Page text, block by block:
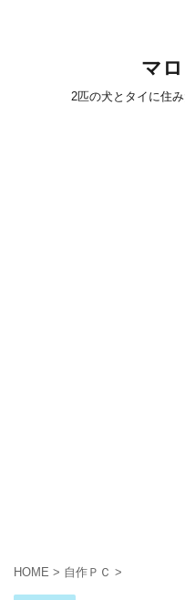
マ
2匹の犬とタイに住
HOME > 自作ＰＣ >